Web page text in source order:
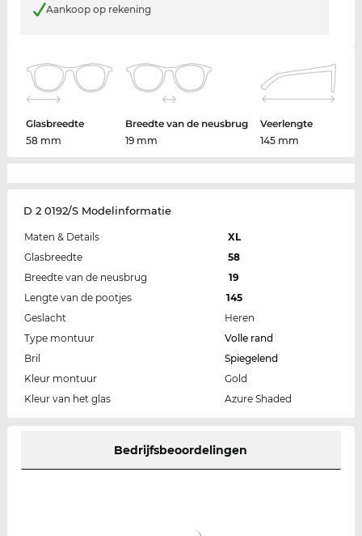
Aankoop op rekening
Glasbreedte
58 mm
Breedte van de neusbrug
19 mm
Veerlengte
145 mm
D 2 0192/S Modelinformatie
Maten & Details
XL
Glasbreedte
58
Breedte van de neusbrug
19
Lengte van de pootjes
145
Geslacht
Heren
Type montuur
Volle rand
Bril
Spiegelend
Kleur montuur
Gold
Kleur van het glas
Azure Shaded
Bedrijfsbeoordelingen